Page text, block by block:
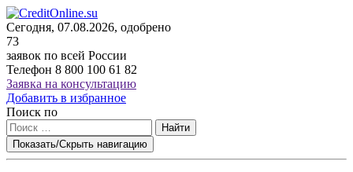
Сегодня, 07.08.2026, одобрено
73
заявок по всей России
Телефон 8 800 100 61 82
Заявка на консультацию
Добавить в избранное
Поиск по
Найти
Показать/Скрыть навигацию